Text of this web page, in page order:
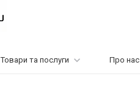
Товари та послуги Про нас